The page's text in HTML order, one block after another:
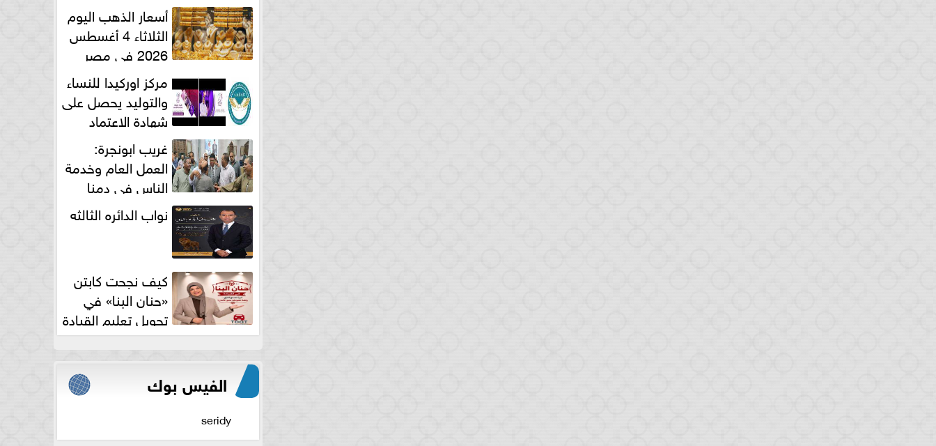
أسعار الذهب اليوم
الثلاثاء 4 أغسطس
2026 في مصر
مركز اوركيدا للنساء
والتوليد يحصل على
شهادة الاعتماد
الكامل
غريب ابونجرة:
العمل العام وخدمة
الناس فى دمنا
نواب الدائره الثالثه
كيف نجحت كابتن
«حنان البنا» في
تحويل تعليم القيادة
النسائية من خوف...
الفيس بوك
seridy